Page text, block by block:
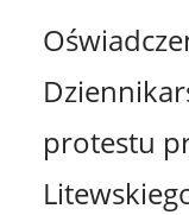
protestu